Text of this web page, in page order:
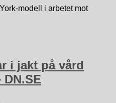
modell i arbetet mot
i jakt på vård